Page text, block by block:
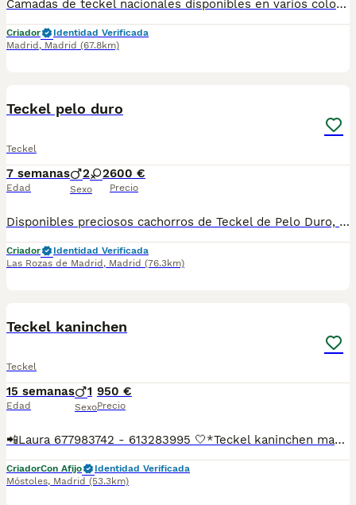
Camadas de teckel nacionales disponibles en varios colores y tonalidades. Machos y hembras. Criadores responsables y familiares. Se entregan a partir de 2 meses de edad y sus vacunas correspondientes, desparasitados. Todos los cachorros son descendientes de las mejores líneas nacionales. Se entregan en toda España con transporte de alta calidad preparado para animales, van en vehículo climatizado con chófer particular a cargo del comprador. Si tienes dudas o consultas sobre la raza, podemos resolver tus dudas por whats app ;) Abogamos por una cría nacional (no en países del este) en un ambiente familiar con personas con vocación en una cría ética y responsable, y que por encima de todo, aman a los animales Teléfono / Whats app: 641 92 23 90
Criador
Identidad Verificada
Madrid , Madrid (67.8km)
Teckel pelo duro
Teckel
7 semanas
Edad
2 2
Sexo
600 €
Precio
Disponibles preciosos cachorros de Teckel de Pelo Duro, criados en ambiente familiar y acostumbrados al contacto diario. Muy sociables, cariñosos y con el carácter valiente y divertido que caracteriza a la raza. Procedentes de padres seleccionados por salud, morfología y temperamento. Cachorros equilibrados y perfectamente adaptados a la convivencia familiar. Se entregan con: ✔ Microchip ✔ Pasaporte veterinario ✔ Mínimo dos vacunas ✔ Desparasitaciones al día ✔ Contrato y asesoramiento El Teckel de Pelo Duro destaca por su inteligencia, personalidad y gran apego a sus propietarios. Una raza ideal tanto para compañía como para personas activas. Posibilidad de envío a toda España, incluidas Baleares y Canarias. Contactar por teléfono o WhatsApp para fotos, vídeos y disponibilidad.
Criador
Identidad Verificada
Las Rozas de Madrid , Madrid (76.3km)
Teckel kaninchen
Teckel
15 semanas
Edad
1
Sexo
950 €
Precio
📲Laura 677983742 - 613283995 🤍*Teckel kaninchen macho negro fuego*🤍 ¿Buscas un nuevo compañero para tu hogar? ❤️ Tenemos preciosos cachorros listos para encontrar una familia responsable. ✅ Vacunados ✅ Desparasitados ✅ Cartilla sanitaria ✅ Garantías incluidas ✅ Máxima atención y cuidado Se hacen envíos a toda España: Andalucía: Almería, Cádiz, Córdoba, Granada, Huelva, Jaén, Málaga, Sevilla.Aragón: Huesca, Teruel, Zaragoza.Asturias: Oviedo.Baleares: Palma.Canarias: Las Palmas de Gran Canaria, Santa Cruz de Tenerife.Cantabria: Santander.Castilla-La Mancha: Albacete, Ciudad Real, Cuenca, Guadalajara, Toledo.Castilla y León: Ávila, Burgos, León, Palencia, Salamanca, Segovia, Soria, Valladolid, Zamora.Cataluña: Barcelona, Gerona (Girona), Lérida (Lleida), Tarragona.Comunidad Valenciana: Alicante, Castellón de la Plana, Valencia.Extremadura: Badajoz, Cáceres.Galicia: La Coruña (A Coruña), Lugo, Orense (Ourense), Pontevedra.La Rioja: Logroño.Madrid: Madrid.Murcia: Murcia.Navarra: Pamplona.País Vasco: Bilbao (Vizcaya), San Sebastián (Guipúzcoa), Vitoria (Álava). 🐾 Cachorros sanos, sociables y criados con mucho cariño. 📲 ¡Pregunta sin compromiso por disponibilidad, fotos y precios por mensaje privado!
CriadorCon Afijo
Identidad Verificada
Móstoles, Madrid (53.3km)